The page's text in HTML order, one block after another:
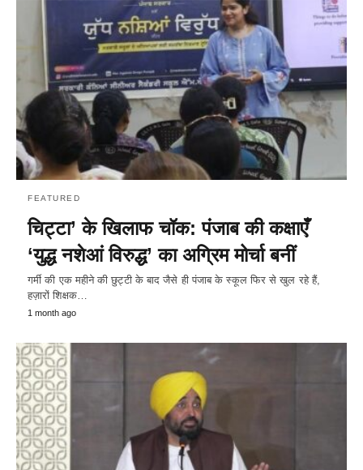
FEATURED
चिट्टा’ के खिलाफ चॉक: पंजाब की कक्षाएँ
‘युद्ध नशेआं विरुद्ध’ का अग्रिम मोर्चा बनीं
गर्मी की एक महीने की छुट्टी के बाद जैसे ही पंजाब के स्कूल फिर से खुल रहे हैं,
हज़ारों शिक्षक…
1 month ago